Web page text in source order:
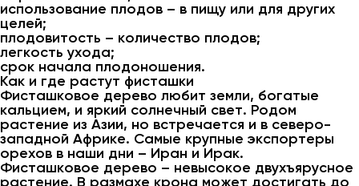
использование плодов – в пищу или для других
целей;
плодовитость – количество плодов;
легкость ухода;
срок начала плодоношения.
Как и где растут фисташки
Фисташковое дерево любит земли, богатые
кальцием, и яркий солнечный свет. Родом
растение из Азии, но встречается и в северо-
западной Африке. Самые крупные экспортеры
орехов в наши дни – Иран и Ирак.
Фисташковое дерево – невысокое двухъярусное
растение. В размахе крона может достигать до